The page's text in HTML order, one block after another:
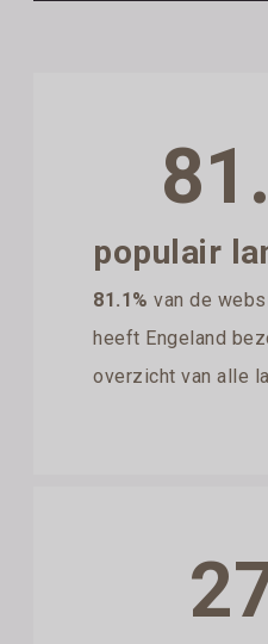
populair
81.1% van de
heeft Engeland
overzicht van alle